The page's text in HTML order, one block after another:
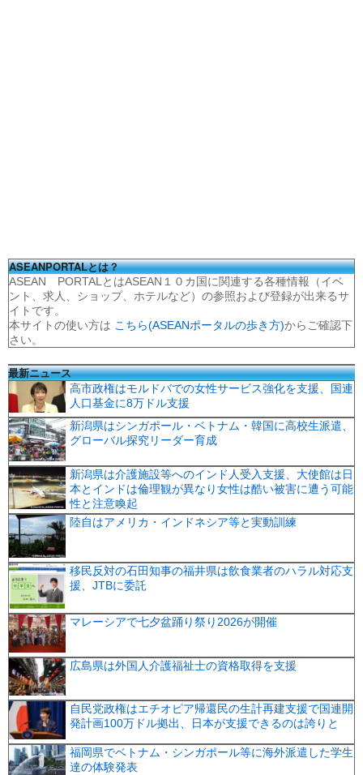
ASEANPORTALとは？
ASEAN PORTALとはASEAN１０カ国に関連する各種情報（イベ
ント、求人、ショップ、ホテルなど）の参照および登録が出来るサ
イトです。
本サイトの使い方は こちら(ASEANポータルの歩き方)からご確認下
さい。
最新ニュース
高市政権はモルドバでの女性サービス強化を支援、国連
人口基金に8万ドル支援
新潟県はシンガポール・ベトナム・韓国に高校生派遣、
グローバル探究リーダー育成
新潟県は介護施設等へのインド人受入支援、大使館は日
本とインドは倫理観が異なり女性は酷い被害に遭う可能
性と注意喚起
陸自はアメリカ・インドネシア等と実動訓練
移民反対の石田知事の福井県は飲食業者のハラル対応支
援、JTBに委託
マレーシアで七夕盆踊り祭り2026が開催
広島県は外国人介護福祉士の資格取得を支援
自民党政権はエチオピア帰還民の生計再建支援で国連開
発計画100万ドル拠出、日本が支援できるのは誇りと
福岡県でベトナム・シンガポール等に海外派遣した学生
達の体験発表